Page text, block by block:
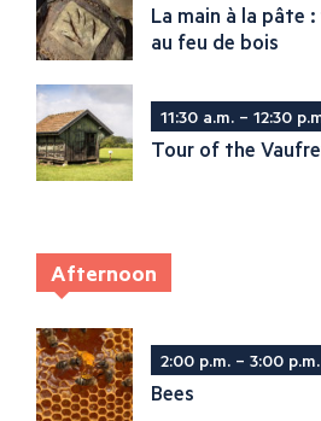
La main à la pâte
au feu de bois
11:30 a.m. – 12:30
Tour of the
Afternoon
2:00 p.m. – 3:00 p.m.
Bees